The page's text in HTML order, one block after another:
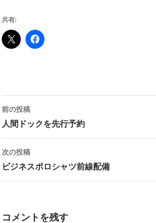
共有:
投
稿
ナ
ビ
ゲ
前の投稿
人間ドックを先行予約
次の投稿
ビジネスポロシャツ前線配備
コメントを残す